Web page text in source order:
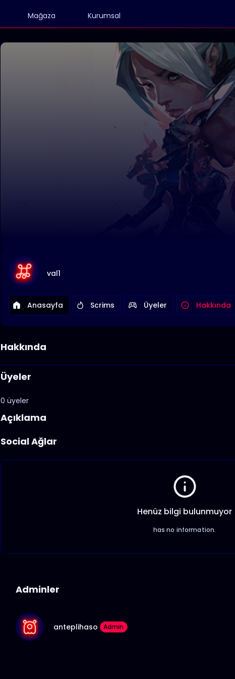
Mağaza Kurumsal
val1
Anasayfa Scrims Üyeler Hakkında
Hakkında
Üyeler
0 üyeler
Açıklama
Social Ağlar
Henüz bilgi bulunmuyor
has no information.
Adminler
anteplihaso Admin